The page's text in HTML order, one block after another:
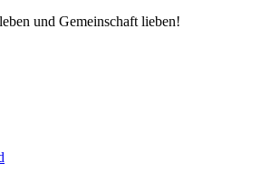
und Gemeinschaft lieben!